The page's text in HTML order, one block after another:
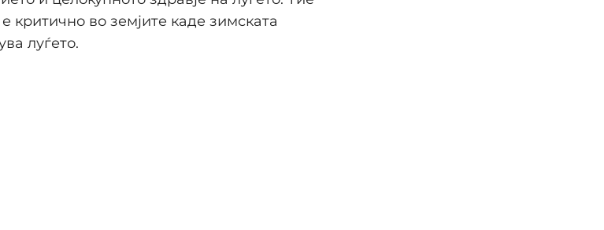
критично во земјите каде зимската
луѓето.